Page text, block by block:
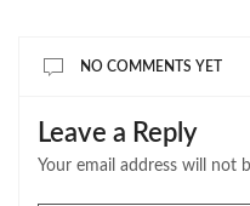
NO COMMENTS YET
Leave a Reply
Your email address will not